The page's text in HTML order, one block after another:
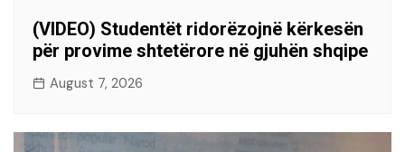
(VIDEO) Studentët ridorëzojnë kërkesën
për provime shtetërore në gjuhën shqipe
August 7, 2026